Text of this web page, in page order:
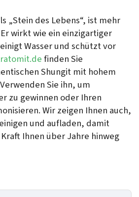
„Stein des Lebens“, ist mehr
wirkt wie ein einzigartiger
Wasser und schützt vor
finden Sie
Shungit mit hohem
Sie ihn, um
zu gewinnen oder Ihren
Wir zeigen Ihnen auch,
und aufladen, damit
Ihnen über Jahre hinweg